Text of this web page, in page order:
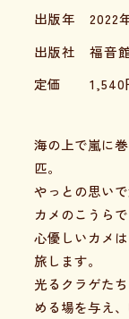
出版年
2022
出版社
福音
定価
1,540
海の上で嵐に
匹。
やっとの思い
カメのこうらで
心優しいカメ
旅します。
光るクラゲた
める場を与え